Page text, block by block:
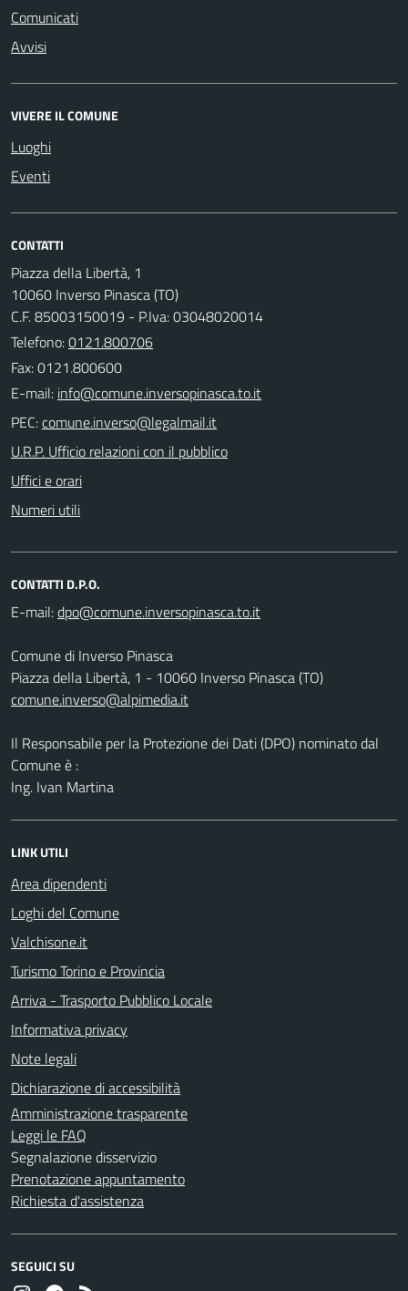
Comunicati
Avvisi
VIVERE IL COMUNE
Luoghi
Eventi
CONTATTI
Piazza della Libertà, 1
10060 Inverso Pinasca (TO)
C.F. 85003150019 - P.Iva: 03048020014
Telefono:0121.800706
Fax: 0121.800600
E-mail:
PEC:
U.R.P. Ufficio relazioni con il pubblico
Uffici e orari
Numeri utili
CONTATTI D.P.O.
E-mail:
Comune di Inverso Pinasca
Piazza della Libertà, 1 - 10060 Inverso Pinasca (TO)
comune.inverso@alpimedia.it
Il Responsabile per la Protezione dei Dati (DPO) nominato dal
Comune è :
Ing. Ivan Martina
LINK UTILI
Area dipendenti
Loghi del Comune
Valchisone.it
Turismo Torino e Provincia
Arriva - Trasporto Pubblico Locale
Informativa privacy
Note legali
Dichiarazione di accessibilità
Amministrazione trasparente
Leggi le FAQ
Segnalazione disservizio
Prenotazione appuntamento
Richiesta d'assistenza
SEGUICI SU